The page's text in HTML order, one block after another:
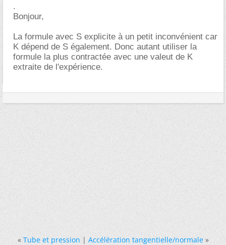
.
Bonjour,
La formule avec S explicite à un petit inconvénient car
K dépend de S également. Donc autant utiliser la
formule la plus contractée avec une valeut de K
extraite de l'expérience.
« Tube et pression|Accélération tangentielle/normale »